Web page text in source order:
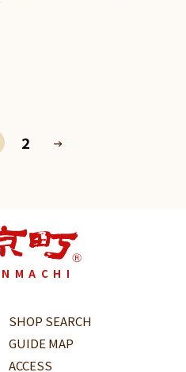
2
SHOP SEARCH
GUIDE MAP
ACCESS